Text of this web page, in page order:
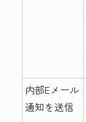
内部Eメール
通知を送信